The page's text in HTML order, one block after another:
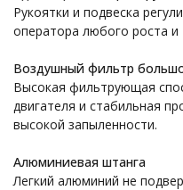
Рукоятки и подвеска
оператора любого роста и
Воздушный фильтр
Высокая фильтрующая
двигателя и стабильная
высокой запыленности.
Алюминиевая штанга
Легкий алюминий не